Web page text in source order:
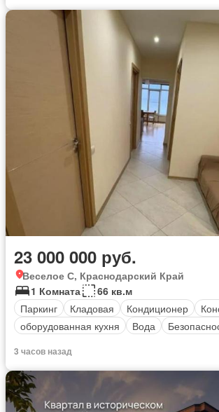
23 000 000 руб.
Веселое С, Краснодарский Край
1 Комната
66 кв.м
Паркинг
Кладовая Кондиционер
оборудованная кухня
Вода
3 часов назад